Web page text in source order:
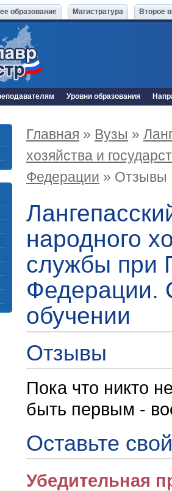
образование Магистратура Второе
Уровни образования
Главная » Вузы »
хозяйства и
Федерации » Отзывы
народного
службы при
Федерации.
обучении
Отзывы
Пока что никто
быть первым -
Оставьте
Убедительная